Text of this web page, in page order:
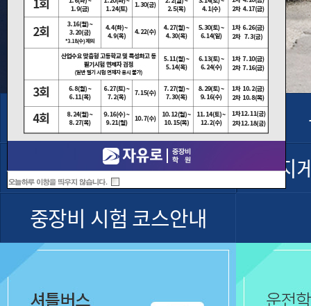
셔틀버스운행
굴착기 운전기능사
지
중장비 시험 코스안내